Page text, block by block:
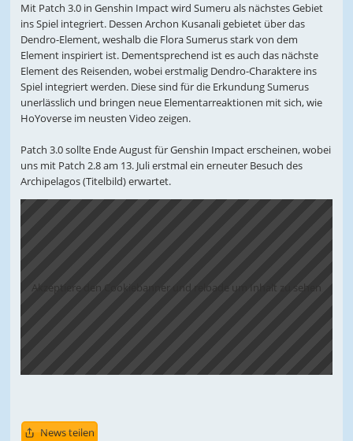
Mit Patch 3.0 in Genshin Impact wird Sumeru als nächstes Gebiet
ins Spiel integriert. Dessen Archon Kusanali gebietet über das
Dendro-Element, weshalb die Flora Sumerus stark von dem
Element inspiriert ist. Dementsprechend ist es auch das nächste
Element des Reisenden, wobei erstmalig Dendro-Charaktere ins
Spiel integriert werden. Diese sind für die Erkundung Sumerus
unerlässlich und bringen neue Elementarreaktionen mit sich, wie
HoYoverse im neusten Video zeigen.
Patch 3.0 sollte Ende August für Genshin Impact erscheinen, wobei
uns mit Patch 2.8 am 13. Juli erstmal ein erneuter Besuch des
Archipelagos (Titelbild) erwartet.
Akzeptiere den Cookiebanner und reloade um Inhalt zu sehen
News teilen